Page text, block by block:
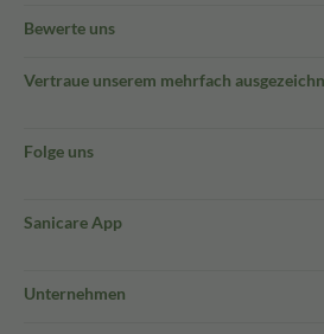
Bewerte uns
Vertraue unserem mehrfach
Folge uns
Sanicare App
Unternehmen